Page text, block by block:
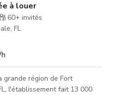
à louer
60+ invités
FL
grande région de Fort
l'établissement fait 13 000